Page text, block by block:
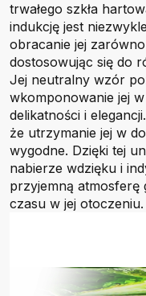
trwałego szkła
indukcję jest
obracanie jej
dostosowując się do
Jej neutralny wzór
wkomponowanie jej
delikatności i
że utrzymanie jej w
wygodne. Dzięki tej
nabierze wdzięku i
przyjemną atmosferę
czasu w jej otoczeniu.